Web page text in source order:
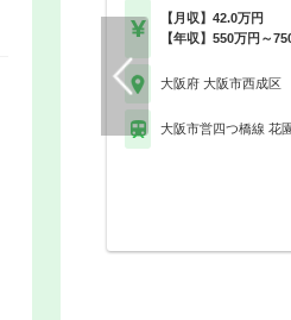
【月収】42.0万円
【年収】550万円～
大阪府 大阪市西成区
大阪市営四つ橋線 花